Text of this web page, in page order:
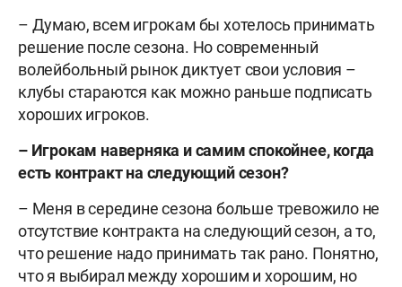
– Думаю, всем игрокам бы хотелось принимать
решение после сезона. Но современный
волейбольный рынок диктует свои условия –
клубы стараются как можно раньше подписать
хороших игроков.
– Игрокам наверняка и самим спокойнее, когда
есть контракт на следующий сезон?
– Меня в середине сезона больше тревожило не
отсутствие контракта на следующий сезон, а то,
что решение надо принимать так рано. Понятно,
что я выбирал между хорошим и хорошим, но